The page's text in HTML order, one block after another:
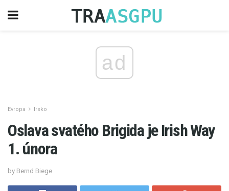
ad
Evropa Irsko
Oslava svatého Brigida je Irish Way
1. února
by Bernd Biege